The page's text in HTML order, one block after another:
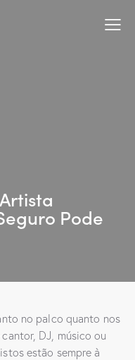
Pode
no palco quanto nos
DJ, músico ou
estão sempre à